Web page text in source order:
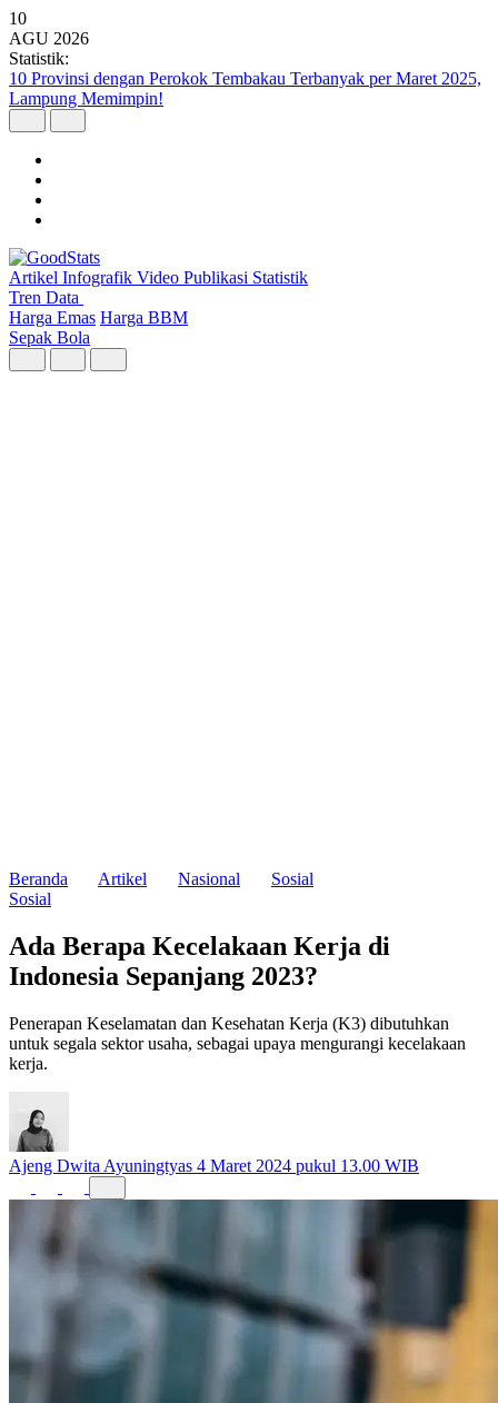
10
AGU 2026
Statistik:
10 Isu yang Melatarbelakangi Pelanggaran Kebebasan Berekspresi
Digital Triwulan II 2026
Artikel Infografik Video Publikasi Statistik
Tren Data
Harga Emas Harga BBM
Sepak Bola
Beranda Artikel Nasional
Sosial
Sosial
Ada Berapa Kecelakaan Kerja di
Indonesia Sepanjang 2023?
Penerapan Keselamatan dan Kesehatan Kerja (K3) dibutuhkan
untuk segala sektor usaha, sebagai upaya mengurangi kecelakaan
kerja.
Ajeng Dwita Ayuningtyas 4 Maret 2024 pukul 13.00 WIB